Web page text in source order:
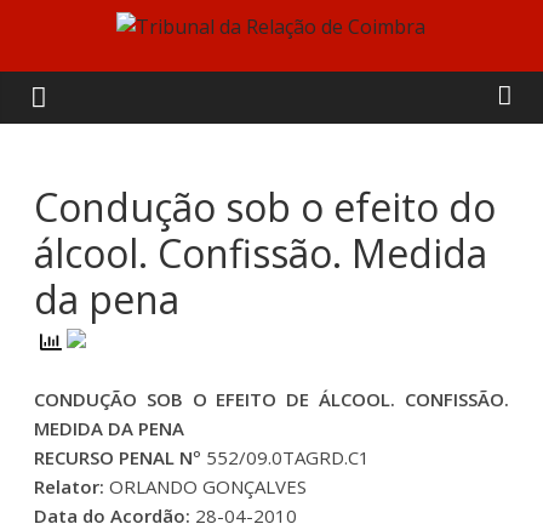
content
Tribunal
da
Relação
de
Coimbra
Condução sob o efeito do
álcool. Confissão. Medida
da pena
CONDUÇÃO SOB O EFEITO DE ÁLCOOL. CONFISSÃO.
MEDIDA DA PENA
RECURSO PENAL Nº 552/09.0TAGRD.C1
Relator:ORLANDO GONÇALVES
Data do Acordão: 28-04-2010